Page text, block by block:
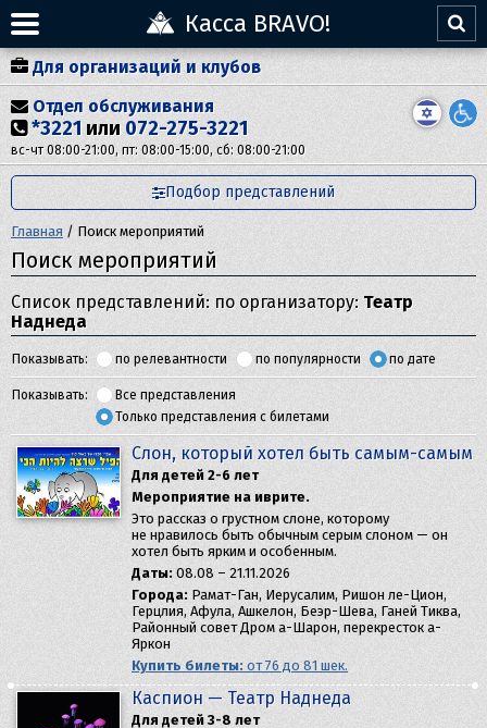
Касса BRAVO!
Для организаций и клубов
Отдел обслуживания
*3221 или 072-275-3221
вс-чт 08:00-21:00, пт: 08:00-15:00, сб: 08:00-21:00
Подбор представлений
Главная / Поиск мероприятий
Поиск мероприятий
Список представлений: по организатору: Театр
Наднеда
Показывать: по релевантности по популярности по дате
Показывать:
Все представления
Только представления с билетами
Слон, который хотел быть самым-самым
Для детей 2-6 лет
Мероприятие на иврите.
Это рассказ о грустном слоне, которому
не нравилось быть обычным серым слоном — он
хотел быть ярким и особенным.
Даты: 08.08 – 21.11.2026
Города: Рамат-Ган, Иерусалим, Ришон ле-Цион,
Герцлия, Афула, Ашкелон, Беэр-Шева, Ганей Тиква,
Районный совет Дром а-Шарон, перекресток а-
Яркон
Купить билеты: от 76 до 81 шек.
Каспион — Театр Наднеда
Для детей 3-8 лет